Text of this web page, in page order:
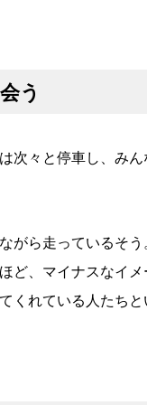
う
次々と停車し、みん
がら走っているそう
ど、マイナスなイメ
くれている人たちと